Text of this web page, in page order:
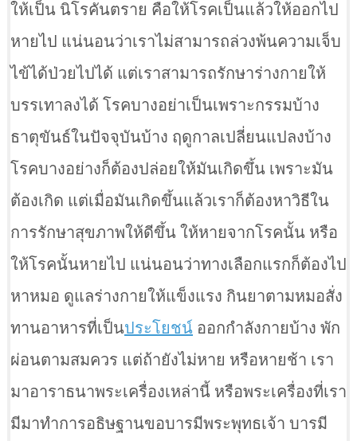
ให้เป็น นิโรคันตราย คือให้โรคเป็นแล้วให้ออกไป
หายไป แน่นอนว่าเราไม่สามารถล่วงพ้นความเจ็บ
ไข้ได้ป่วยไปได้ แต่เราสามารถรักษาร่างกายให้
บรรเทาลงได้ โรคบางอย่าเป็นเพราะกรรมบ้าง
ธาตุขันธ์ในปัจจุบันบ้าง ฤดูกาลเปลี่ยนแปลงบ้าง
โรคบางอย่างก็ต้องปล่อยให้มันเกิดขึ้น เพราะมัน
ต้องเกิด แต่เมื่อมันเกิดขึ้นแล้วเราก็ต้องหาวิธีใน
การรักษาสุขภาพให้ดีขึ้น ให้หายจากโรคนั้น หรือ
ให้โรคนั้นหายไป แน่นอนว่าทางเลือกแรกก็ต้องไป
หาหมอ ดูแลร่างกายให้แข็งแรง กินยาตามหมอสั่ง
ทานอาหารที่เป็นประโยชน์ ออกกำลังกายบ้าง พัก
ผ่อนตามสมควร แต่ถ้ายังไม่หาย หรือหายช้า เรา
มาอาราธนาพระเครื่องเหล่านี้ หรือพระเครื่องที่เรา
มีมาทำการอธิษฐานขอบารมีพระพุทธเจ้า บารมี